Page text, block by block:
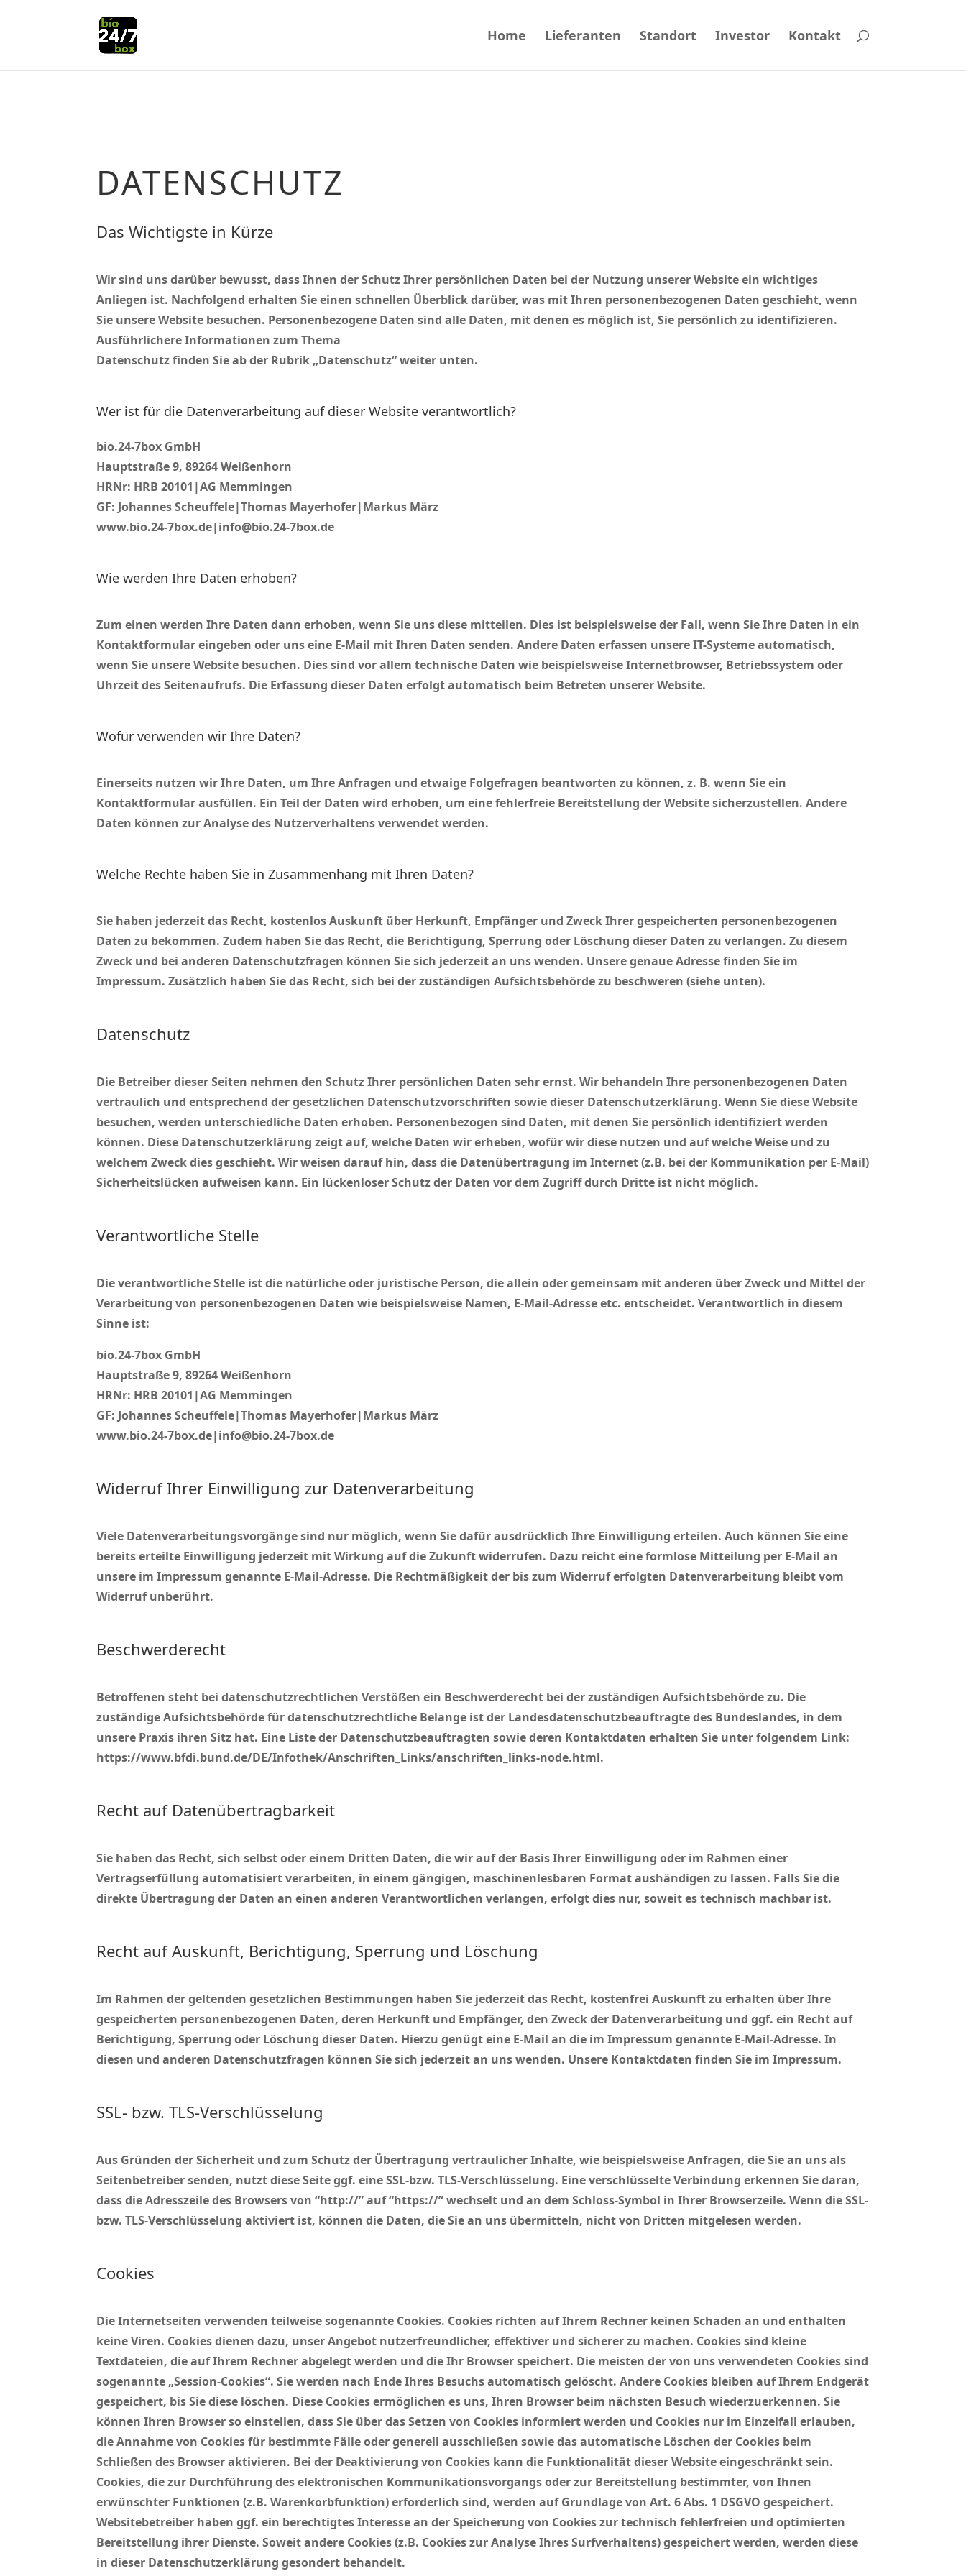
Home Lieferanten Standort Investor Kontakt
DATENSCHUTZ
Das Wichtigste in Kürze
Wir sind uns darüber bewusst, dass Ihnen der Schutz Ihrer persönlichen Daten bei der Nutzung unserer Website ein wichtiges
Anliegen ist. Nachfolgend erhalten Sie einen schnellen Überblick darüber, was mit Ihren personenbezogenen Daten geschieht, wenn
Sie unsere Website besuchen. Personenbezogene Daten sind alle Daten, mit denen es möglich ist, Sie persönlich zu identifizieren.
Ausführlichere Informationen zum Thema
Datenschutz finden Sie ab der Rubrik „Datenschutz“ weiter unten.
Wer ist für die Datenverarbeitung auf dieser Website verantwortlich?
bio.24-7box GmbH
Hauptstraße 9, 89264 Weißenhorn
HRNr: HRB 20101|AG Memmingen
GF: Johannes Scheuffele|Thomas Mayerhofer|Markus März
www.bio.24-7box.de|info@bio.24-7box.de
Wie werden Ihre Daten erhoben?
Zum einen werden Ihre Daten dann erhoben, wenn Sie uns diese mitteilen. Dies ist beispielsweise der Fall, wenn Sie Ihre Daten in ein
Kontaktformular eingeben oder uns eine E-Mail mit Ihren Daten senden. Andere Daten erfassen unsere IT-Systeme automatisch,
wenn Sie unsere Website besuchen. Dies sind vor allem technische Daten wie beispielsweise Internetbrowser, Betriebssystem oder
Uhrzeit des Seitenaufrufs. Die Erfassung dieser Daten erfolgt automatisch beim Betreten unserer Website.
Wofür verwenden wir Ihre Daten?
Einerseits nutzen wir Ihre Daten, um Ihre Anfragen und etwaige Folgefragen beantworten zu können, z. B. wenn Sie ein
Kontaktformular ausfüllen. Ein Teil der Daten wird erhoben, um eine fehlerfreie Bereitstellung der Website sicherzustellen. Andere
Daten können zur Analyse des Nutzerverhaltens verwendet werden.
Welche Rechte haben Sie in Zusammenhang mit Ihren Daten?
Sie haben jederzeit das Recht, kostenlos Auskunft über Herkunft, Empfänger und Zweck Ihrer gespeicherten personenbezogenen
Daten zu bekommen. Zudem haben Sie das Recht, die Berichtigung, Sperrung oder Löschung dieser Daten zu verlangen. Zu diesem
Zweck und bei anderen Datenschutzfragen können Sie sich jederzeit an uns wenden. Unsere genaue Adresse finden Sie im
Impressum. Zusätzlich haben Sie das Recht, sich bei der zuständigen Aufsichtsbehörde zu beschweren (siehe unten).
Datenschutz
Die Betreiber dieser Seiten nehmen den Schutz Ihrer persönlichen Daten sehr ernst. Wir behandeln Ihre personenbezogenen Daten
vertraulich und entsprechend der gesetzlichen Datenschutzvorschriften sowie dieser Datenschutzerklärung. Wenn Sie diese Website
besuchen, werden unterschiedliche Daten erhoben. Personenbezogen sind Daten, mit denen Sie persönlich identifiziert werden
können. Diese Datenschutzerklärung zeigt auf, welche Daten wir erheben, wofür wir diese nutzen und auf welche Weise und zu
welchem Zweck dies geschieht. Wir weisen darauf hin, dass die Datenübertragung im Internet (z.B. bei der Kommunikation per E-Mail)
Sicherheitslücken aufweisen kann. Ein lückenloser Schutz der Daten vor dem Zugriff durch Dritte ist nicht möglich.
Verantwortliche Stelle
Die verantwortliche Stelle ist die natürliche oder juristische Person, die allein oder gemeinsam mit anderen über Zweck und Mittel der
Verarbeitung von personenbezogenen Daten wie beispielsweise Namen, E-Mail-Adresse etc. entscheidet. Verantwortlich in diesem
Sinne ist:
bio.24-7box GmbH
Hauptstraße 9, 89264 Weißenhorn
HRNr: HRB 20101|AG Memmingen
GF: Johannes Scheuffele|Thomas Mayerhofer|Markus März
www.bio.24-7box.de|info@bio.24-7box.de
Widerruf Ihrer Einwilligung zur Datenverarbeitung
Viele Datenverarbeitungsvorgänge sind nur möglich, wenn Sie dafür ausdrücklich Ihre Einwilligung erteilen. Auch können Sie eine
bereits erteilte Einwilligung jederzeit mit Wirkung auf die Zukunft widerrufen. Dazu reicht eine formlose Mitteilung per E-Mail an
unsere im Impressum genannte E-Mail-Adresse. Die Rechtmäßigkeit der bis zum Widerruf erfolgten Datenverarbeitung bleibt vom
Widerruf unberührt.
Beschwerderecht
Betroffenen steht bei datenschutzrechtlichen Verstößen ein Beschwerderecht bei der zuständigen Aufsichtsbehörde zu. Die
zuständige Aufsichtsbehörde für datenschutzrechtliche Belange ist der Landesdatenschutzbeauftragte des Bundeslandes, in dem
unsere Praxis ihren Sitz hat. Eine Liste der Datenschutzbeauftragten sowie deren Kontaktdaten erhalten Sie unter folgendem Link:
https://www.bfdi.bund.de/DE/Infothek/Anschriften_Links/anschriften_links-node.html.
Recht auf Datenübertragbarkeit
Sie haben das Recht, sich selbst oder einem Dritten Daten, die wir auf der Basis Ihrer Einwilligung oder im Rahmen einer
Vertragserfüllung automatisiert verarbeiten, in einem gängigen, maschinenlesbaren Format aushändigen zu lassen. Falls Sie die
direkte Übertragung der Daten an einen anderen Verantwortlichen verlangen, erfolgt dies nur, soweit es technisch machbar ist.
Recht auf Auskunft, Berichtigung, Sperrung und Löschung
Im Rahmen der geltenden gesetzlichen Bestimmungen haben Sie jederzeit das Recht, kostenfrei Auskunft zu erhalten über Ihre
gespeicherten personenbezogenen Daten, deren Herkunft und Empfänger, den Zweck der Datenverarbeitung und ggf. ein Recht auf
Berichtigung, Sperrung oder Löschung dieser Daten. Hierzu genügt eine E-Mail an die im Impressum genannte E-Mail-Adresse. In
diesen und anderen Datenschutzfragen können Sie sich jederzeit an uns wenden. Unsere Kontaktdaten finden Sie im Impressum.
SSL- bzw. TLS-Verschlüsselung
Aus Gründen der Sicherheit und zum Schutz der Übertragung vertraulicher Inhalte, wie beispielsweise Anfragen, die Sie an uns als
Seitenbetreiber senden, nutzt diese Seite ggf. eine SSL-bzw. TLS-Verschlüsselung. Eine verschlüsselte Verbindung erkennen Sie daran,
dass die Adresszeile des Browsers von “http://” auf “https://” wechselt und an dem Schloss-Symbol in Ihrer Browserzeile. Wenn die SSL-
bzw. TLS-Verschlüsselung aktiviert ist, können die Daten, die Sie an uns übermitteln, nicht von Dritten mitgelesen werden.
Cookies
Die Internetseiten verwenden teilweise sogenannte Cookies. Cookies richten auf Ihrem Rechner keinen Schaden an und enthalten
keine Viren. Cookies dienen dazu, unser Angebot nutzerfreundlicher, effektiver und sicherer zu machen. Cookies sind kleine
Textdateien, die auf Ihrem Rechner abgelegt werden und die Ihr Browser speichert. Die meisten der von uns verwendeten Cookies sind
sogenannte „Session-Cookies“. Sie werden nach Ende Ihres Besuchs automatisch gelöscht. Andere Cookies bleiben auf Ihrem Endgerät
gespeichert, bis Sie diese löschen. Diese Cookies ermöglichen es uns, Ihren Browser beim nächsten Besuch wiederzuerkennen. Sie
können Ihren Browser so einstellen, dass Sie über das Setzen von Cookies informiert werden und Cookies nur im Einzelfall erlauben,
die Annahme von Cookies für bestimmte Fälle oder generell ausschließen sowie das automatische Löschen der Cookies beim
Schließen des Browser aktivieren. Bei der Deaktivierung von Cookies kann die Funktionalität dieser Website eingeschränkt sein.
Cookies, die zur Durchführung des elektronischen Kommunikationsvorgangs oder zur Bereitstellung bestimmter, von Ihnen
erwünschter Funktionen (z.B. Warenkorbfunktion) erforderlich sind, werden auf Grundlage von Art. 6 Abs. 1 DSGVO gespeichert.
Websitebetreiber haben ggf. ein berechtigtes Interesse an der Speicherung von Cookies zur technisch fehlerfreien und optimierten
Bereitstellung ihrer Dienste. Soweit andere Cookies (z.B. Cookies zur Analyse Ihres Surfverhaltens) gespeichert werden, werden diese
in dieser Datenschutzerklärung gesondert behandelt.